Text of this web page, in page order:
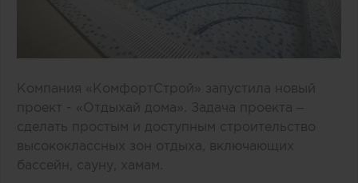
Компания «КомфортСтрой» запустила новый
проект - «Отдыхай дома». Задача проекта –
сделать простым и доступным строительство
высококлассных зон отдыха, включающих
бассейн, сауну, хамам.